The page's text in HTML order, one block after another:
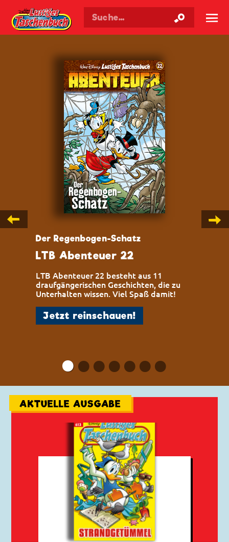
Walt Disneys Taschenbuch ☰
Der Regenbogen-Schatz
LTB Abenteuer 22
LTB Abenteuer 22 besteht aus 11
draufgängerischen Geschichten, die zu
Unterhalten wissen. Viel Spaß damit!
Jetzt reinschauen!
→
←
•••••••
AKTUELLE AUSGABE